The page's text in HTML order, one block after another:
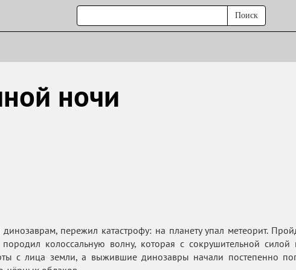
Поиск
ночи
пережил катастрофу: на планету упал метеорит.
колоссальную волну, которая с сокрушительной силой
с лица земли, а выжившие динозавры начали постепенно